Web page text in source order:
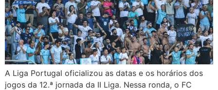
A Liga Portugal oficializou as datas e os horários dos
jogos da 12.ª jornada da II Liga. Nessa ronda, o FC